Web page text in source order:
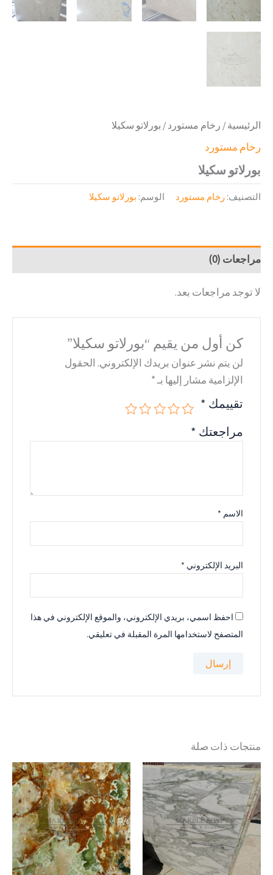
الرئيسية / رخام مستورد / بورلاتو سكيلا
رخام مستورد
بورلاتو سكيلا
التصنيف: رخام مستورد الوسم: بورلاتو سكيلا
مراجعات (0)
لا توجد مراجعات بعد.
كن أول من يقيم “بورلاتو سكيلا”
لن يتم نشر عنوان بريدك الإلكتروني. الحقول
الإلزامية مشار إليها بـ*
تقييمك *
مراجعتك *
الاسم *
البريد الإلكتروني *
احفظ اسمي، بريدي الإلكتروني، والموقع الإلكتروني في هذا
المتصفح لاستخدامها المرة المقبلة في تعليقي.
منتجات ذات صلة